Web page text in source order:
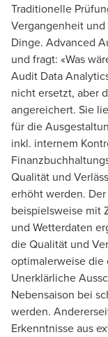
Traditionelle
Vergangenheit
Dinge. Advanced
und fragt: «Was
Audit Data
nicht ersetzt, aber
angereichert. Sie
für die
inkl. internem
Qualität und
erhöht werden.
beispielsweise mit
und Wetterdaten
die Qualität und
optimalerweise die
Unerklärliche
Nebensaison bei
werden.
Erkenntnisse aus